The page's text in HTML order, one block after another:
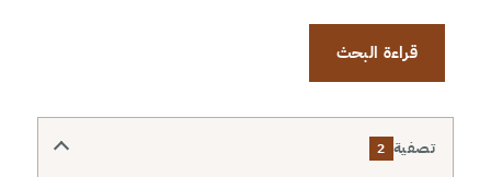
قراءة البحث
تصفية 2